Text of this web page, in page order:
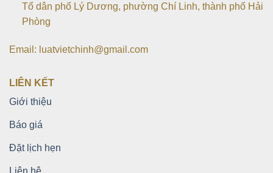
Tổ dân phố Lý Dương, phường Chí Linh, thành phố Hải
Phòng
Email: luatvietchinh@gmail.com
LIÊN KẾT
Giới thiệu
Báo giá
Đặt lịch hẹn
Liên hệ